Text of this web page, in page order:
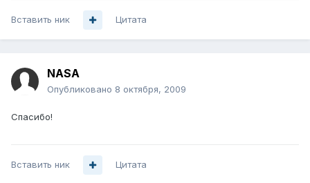
Вставить ник Цитата
NASA
Опубликовано 8 октября, 2009
Спасибо!
Вставить ник Цитата